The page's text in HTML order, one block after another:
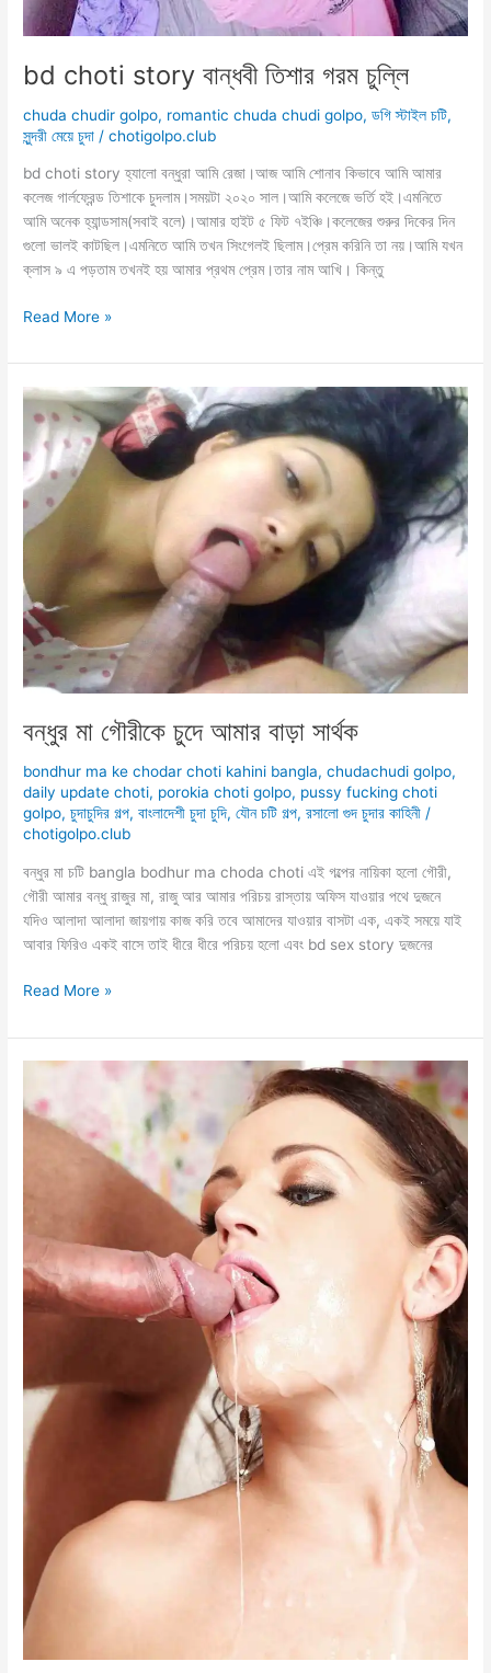
bd choti story বান্ধবী তিশার গরম চুল্লি
chuda chudir golpo, romantic chuda chudi golpo,ডগি স্টাইল চটি,
সুন্দরী মেয়ে চুদা /chotigolpo.club
bd choti story হ্যালো বন্ধুরা আমি রেজা।আজ আমি শোনাব কিভাবে আমি আমার
কলেজ গার্লফ্রেন্ড তিশাকে চুদলাম।সময়টা ২০২০ সাল।আমি কলেজে ভর্তি হই।এমনিতে
আমি অনেক হ্যান্ডসাম(সবাই বলে)।আমার হাইট ৫ ফিট ৭ইঞ্চি।কলেজের শুরুর দিকের দিন
গুলো ভালই কাটছিল।এমনিতে আমি তখন সিংগেলই ছিলাম।প্রেম করিনি তা নয়।আমি যখন
ক্লাস ৯ এ পড়তাম তখনই হয় আমার প্রথম প্রেম।তার নাম আখি। কিন্তু
bd
story
বান্ধবী
তিশার
গরম
চুল্লি
Read More »
বন্ধুর মা গৌরীকে চুদে আমার বাড়া সার্থক
bondhur ma ke chodar choti kahini bangla,chudachudi golpo,
daily update choti, porokia choti golpo, pussy fucking choti
golpo,চুদাচুদির গল্প,বাংলাদেশী চুদা চুদি,যৌন চটি গল্প,রসালো গুদ চুদার কাহিনী /
chotigolpo.club
বন্ধুর মা চটি bangla bodhur ma choda choti এই গল্পের নায়িকা হলো গৌরী,
গৌরী আমার বন্ধু রাজুর মা, রাজু আর আমার পরিচয় রাস্তায় অফিস যাওয়ার পথে দুজনে
যদিও আলাদা আলাদা জায়গায় কাজ করি তবে আমাদের যাওয়ার বাসটা এক, এক‌ই সময়ে যাই
আবার ফিরিও এক‌ই বাসে তাই ধীরে ধীরে পরিচয় হলো এবং bd sex story দুজনের
বন্ধুর
গৌরীকে
চুদে
বাড়া
Read More »